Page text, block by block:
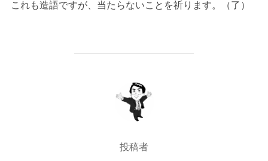
これも造語ですが、当たらないことを祈ります。（了）
投稿者
投稿者